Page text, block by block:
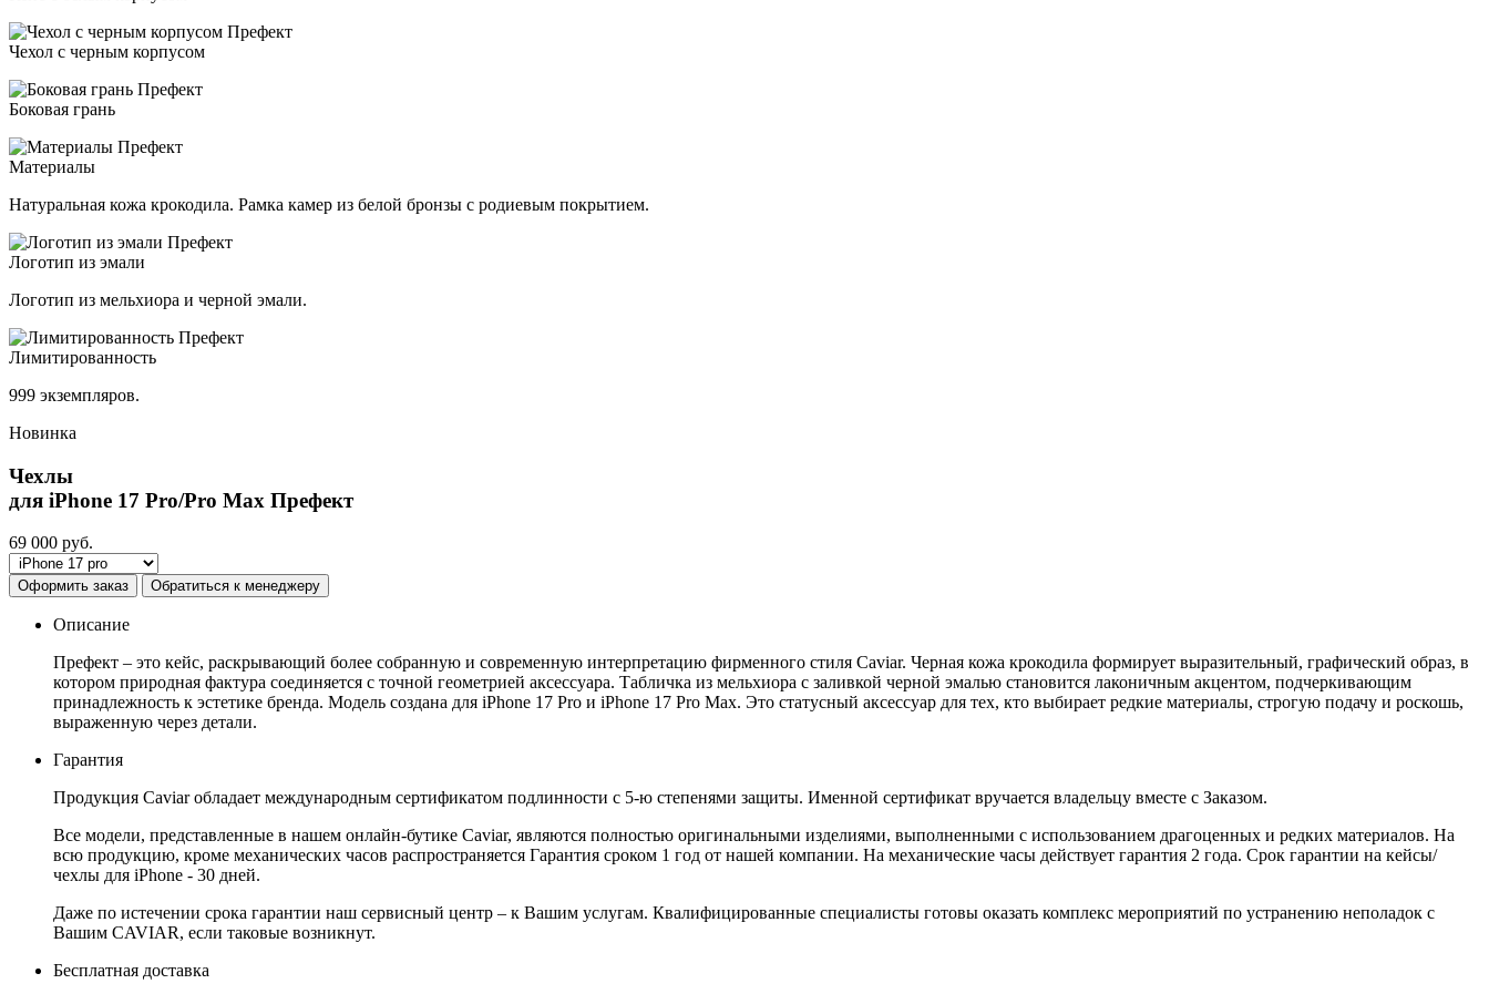
Чехол с черным корпусом
Боковая грань
Материалы
Натуральная кожа крокодила. Рамка камер из белой бронзы с родиевым покрытием.
Логотип из эмали
Логотип из мельхиора и черной эмали.
Лимитированность
999 экземпляров.
Новинка
Чехлы
для iPhone 17 Pro/Pro Max Префект
69 000 руб.
Оформить заказ Обратиться к менеджеру
Описание
Префект – это кейс, раскрывающий более собранную и современную интерпретацию фирменного стиля Caviar. Черная кожа крокодила формирует выразительный, графический образ, в
котором природная фактура соединяется с точной геометрией аксессуара. Табличка из мельхиора с заливкой черной эмалью становится лаконичным акцентом, подчеркивающим
принадлежность к эстетике бренда. Модель создана для iPhone 17 Pro и iPhone 17 Pro Max. Это статусный аксессуар для тех, кто выбирает редкие материалы, строгую подачу и роскошь,
выраженную через детали.
Гарантия
Продукция Caviar обладает международным сертификатом подлинности с 5-ю степенями защиты. Именной сертификат вручается владельцу вместе с Заказом.
Все модели, представленные в нашем онлайн-бутике Caviar, являются полностью оригинальными изделиями, выполненными с использованием драгоценных и редких материалов. На
всю продукцию, кроме механических часов распространяется Гарантия сроком 1 год от нашей компании. На механические часы действует гарантия 2 года. Срок гарантии на кейсы/
чехлы для iPhone - 30 дней.
Даже по истечении срока гарантии наш сервисный центр – к Вашим услугам. Квалифицированные специалисты готовы оказать комплекс мероприятий по устранению неполадок с
Вашим CAVIAR, если таковые возникнут.
Бесплатная доставка